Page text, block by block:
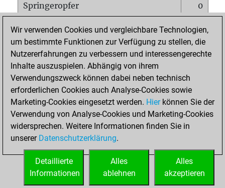
Springeropfer
0
Matt auf vollem Brett
0
Bauer setzt Matt
0
Erstickte Matts
Unterverwandlungen
Türme auf der siebten
0
STARTSEITE
Wir verwenden Cookies und vergleichbare Technologien,
um bestimmte Funktionen zur Verfügung zu stellen, die
Nutzererfahrungen zu verbessern und interessengerechte
Inhalte auszuspielen. Abhängig von ihrem
Verwendungszweck können dabei neben technisch
erforderlichen Cookies auch Analyse-Cookies sowie
Marketing-Cookies eingesetzt werden. Hierkönnen Sie der
Verwendung von Analyse-Cookies und Marketing-Cookies
widersprechen. Weitere Informationen finden Sie in
unserer Datenschutzerklärung.
Alles
akzeptieren
Alles
ablehnen
Detaillierte
Informationen